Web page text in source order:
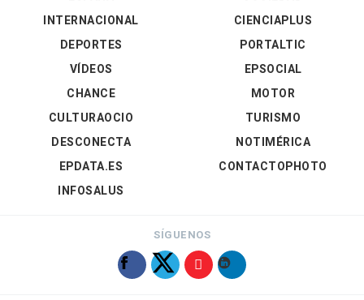
INTERNACIONAL
DEPORTES
VÍDEOS
CIENCIAPLUS
PORTALTIC
EPSOCIAL
CHANCE
CULTURAOCIO
DESCONECTA
EPDATA.ES
INFOSALUS
MOTOR
TURISMO
NOTIMÉRICA
CONTACTOPHOTO
SÍGUENOS